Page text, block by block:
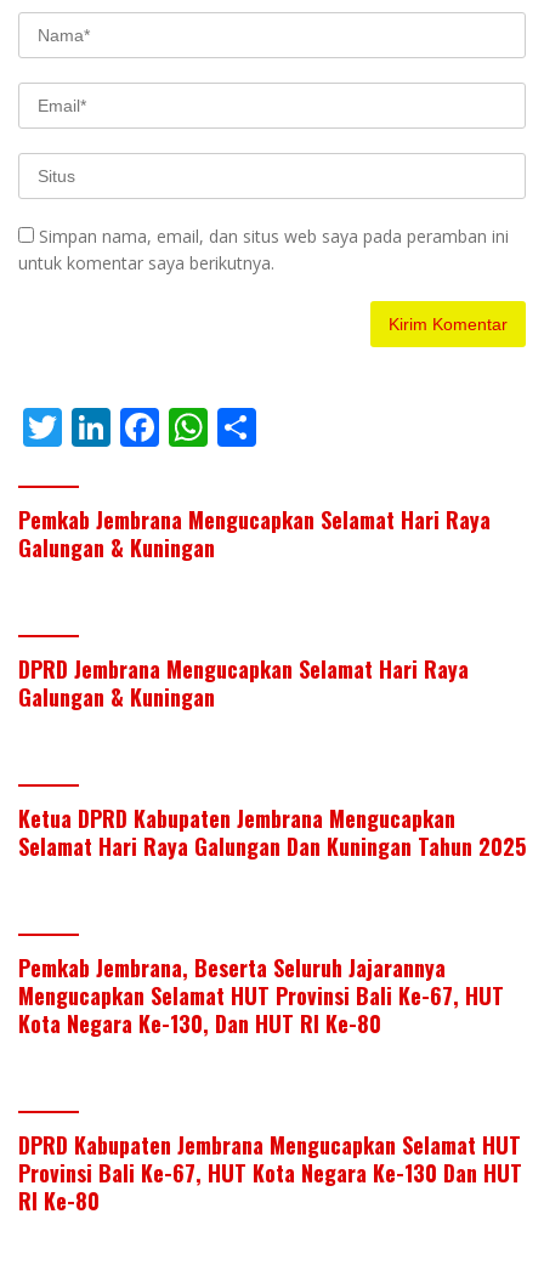
Simpan nama, email, dan situs web saya pada peramban ini
untuk komentar saya berikutnya.
T
itt
er
Li
k
e
F
e
b
k
W
at
s
p
ar
e
Pemkab Jembrana Mengucapkan Selamat Hari Raya
Galungan & Kuningan
DPRD Jembrana Mengucapkan Selamat Hari Raya
Galungan & Kuningan
Ketua DPRD Kabupaten Jembrana Mengucapkan
Selamat Hari Raya Galungan Dan Kuningan Tahun 2025
Pemkab Jembrana, Beserta Seluruh Jajarannya
Mengucapkan Selamat HUT Provinsi Bali Ke-67, HUT
Kota Negara Ke-130, Dan HUT RI Ke-80
DPRD Kabupaten Jembrana Mengucapkan Selamat HUT
Provinsi Bali Ke-67, HUT Kota Negara Ke-130 Dan HUT
RI Ke-80